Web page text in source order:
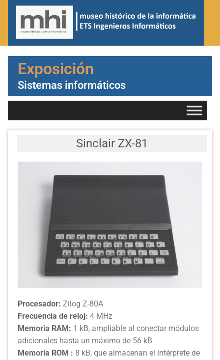
Exposición
Sistemas informáticos
Sinclair ZX-81
Procesador: Zilog Z-80A
Frecuencia de reloj: 4 MHz
Memoria RAM: 1 kB, ampliable al conectar módulos
adicionales hasta un máximo de 56 kB
Memoria ROM : 8 kB, que almacenan el intérprete de